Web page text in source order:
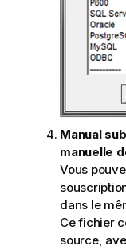
Manual
manuelle
Vous
dans le
Ce fichier
source,